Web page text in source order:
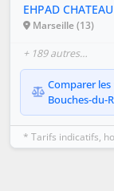
EHPAD
Marseille (13)
+ 189 autres…
Comparer les
Bouches-du-
* Tarifs indicatifs,